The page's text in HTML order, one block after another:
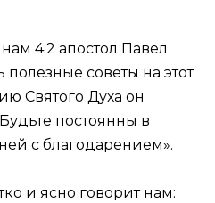
4:2 апостол Павел
советы на этот
Святого Духа он
постоянны в
с благодарением».
и ясно говорит нам: